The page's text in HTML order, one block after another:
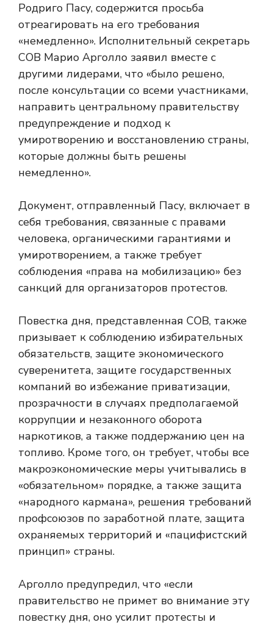
Родриго Пасу, содержится просьба
отреагировать на его требования
«немедленно». Исполнительный секретарь
COB Марио Арголло заявил вместе с
другими лидерами, что «было решено,
после консультации со всеми участниками,
направить центральному правительству
предупреждение и подход к
умиротворению и восстановлению страны,
которые должны быть решены
немедленно».
Документ, отправленный Пасу, включает в
себя требования, связанные с правами
человека, органическими гарантиями и
умиротворением, а также требует
соблюдения «права на мобилизацию» без
санкций для организаторов протестов.
Повестка дня, представленная COB, также
призывает к соблюдению избирательных
обязательств, защите экономического
суверенитета, защите государственных
компаний во избежание приватизации,
прозрачности в случаях предполагаемой
коррупции и незаконного оборота
наркотиков, а также поддержанию цен на
топливо. Кроме того, он требует, чтобы все
макроэкономические меры учитывались в
«обязательном» порядке, а также защита
«народного кармана», решения требований
профсоюзов по заработной плате, защита
охраняемых территорий и «пацифистский
принцип» страны.
Арголло предупредил, что «если
правительство не примет во внимание эту
повестку дня, оно усилит протесты и